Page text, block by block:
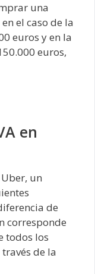
una
el caso de la
euros y en la
euros,
en
un
de
corresponde
todos los
de la